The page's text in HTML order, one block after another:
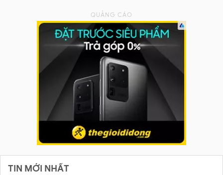
TIN MỚI NHẤT